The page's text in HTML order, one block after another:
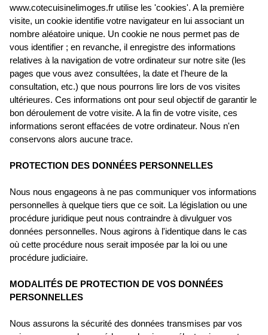
www.cotecuisinelimoges.fr utilise les 'cookies'. A la première
visite, un cookie identifie votre navigateur en lui associant un
nombre aléatoire unique. Un cookie ne nous permet pas de
vous identifier ; en revanche, il enregistre des informations
relatives à la navigation de votre ordinateur sur notre site (les
pages que vous avez consultées, la date et l'heure de la
consultation, etc.) que nous pourrons lire lors de vos visites
ultérieures. Ces informations ont pour seul objectif de garantir le
bon déroulement de votre visite. A la fin de votre visite, ces
informations seront effacées de votre ordinateur. Nous n'en
conservons alors aucune trace.
PROTECTION DES DONNÉES PERSONNELLES
Nous nous engageons à ne pas communiquer vos informations
personnelles à quelque tiers que ce soit. La législation ou une
procédure juridique peut nous contraindre à divulguer vos
données personnelles. Nous agirons à l'identique dans le cas
où cette procédure nous serait imposée par la loi ou une
procédure judiciaire.
MODALITÉS DE PROTECTION DE VOS DONNÉES
PERSONNELLES
Nous assurons la sécurité des données transmises par vos